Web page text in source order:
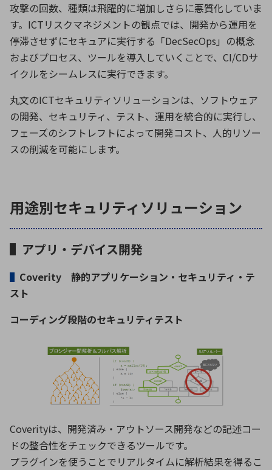
データセンタ・クラウド
ミリ波レーダー
ブログ｜ここから始まる最新技術
接着・接合
製品製造・加工
レーダ・衛星通信
シミュレーター
半導体・電子部品小ロット
レーザー・光学部品 組込コンピュータ
医療機器
I
J K
L
M
N
P
Q
R S
T
U
V W
Y
Z
攻撃の回数、種類は飛躍的に増加しさらに悪質化していま
す。ICTリスクマネジメントの観点では、開発から運用を
停滞させずにセキュアに実行する「DecSecOps」の概念
およびプロセス、ツールを導入していくことで、CI/CDサ
イクルをシームレスに実行できます。
丸文のICTセキュリティソリューションは、ソフトウェア
の開発、セキュリティ、テスト、運用を統合的に実行し、
フェーズのシフトレフトによって開発コスト、人的リソー
スの削減を可能にします。
用途別セキュリティソリューション
▌アプリ・デバイス開発
▌ Coverity 静的アプリケーション・セキュリティ・テ
スト
コーディング段階のセキュリティテスト
Coverityは、開発済み・アウトソース開発などの記述コー
ドの整合性をチェックできるツールです。
プラグインを使うことでリアルタイムに解析結果を得るこ